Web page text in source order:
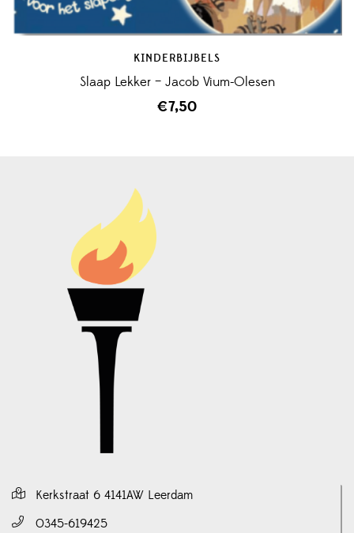
KINDERBIJBELS
Slaap Lekker – Jacob Vium-Olesen
€7,50
Kerkstraat 6 4141AW Leerdam
0345-619425